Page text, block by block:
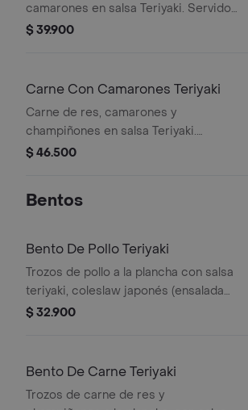
camarones en salsa Teriyaki. Servidos
con arroz o pasta y vegetales, brócoli,
$ 39.900
Carne Con Camarones Teriyaki
Carne de res, camarones y
champiñones en salsa Teriyaki.
Servidos con arroz blanco, japonés o
$ 46.500
Bentos
Bento De Pollo Teriyaki
Trozos de pollo a la plancha con salsa
teriyaki, coleslaw japonés (ensalada
de repollo y zanahoria), 4 bocados de
$ 32.900
Bento De Carne Teriyaki
Trozos de carne de res y